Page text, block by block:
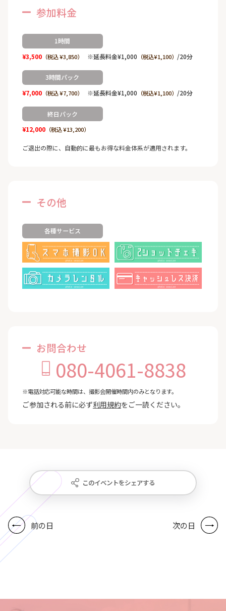
参加料金
1時間
¥3,500（税込 ¥3,850） ※延長料金¥1,000 （税込¥1,100） /20分
3時間パック
¥7,000（税込 ¥7,700） ※延長料金¥1,000 （税込¥1,100） /20分
終日パック
¥12,000（税込 ¥13,200）
ご退出の際に、自動的に最もお得な料金体系が適用されます。
その他
各種サービス
お問合わせ
080-4061-8838
※電話対応可能な時間は、撮影会開催時間内のみとなります。
ご参加される前に必ず利用規約をご一読ください。
このイベントをシェアする
前の日 次の日